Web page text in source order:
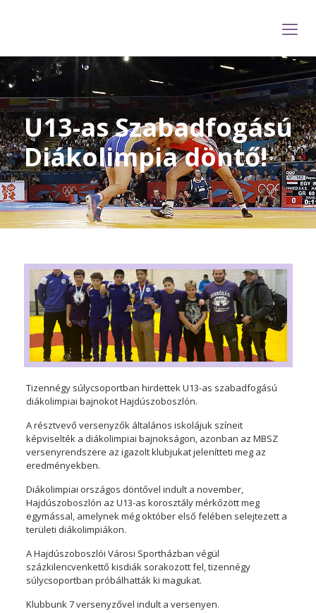
U13-as Szabadfogású
Diákolimpia döntő!
Tizennégy súlycsoportban hirdettek U13-as szabadfogású
diákolimpiai bajnokot Hajdúszoboszlón.
A résztvevő versenyzők általános iskolájuk színeit
képviselték a diákolimpiai bajnokságon, azonban az MBSZ
versenyrendszere az igazolt klubjukat jelenítteti meg az
eredményekben.
Diákolimpiai országos döntővel indult a november,
Hajdúszoboszlón az U13-as korosztály mérkőzött meg
egymással, amelynek még október első felében selejtezett a
területi diákolimpiákon.
A Hajdúszoboszlói Városi Sportházban végül
százkilencvenkettő kisdiák sorakozott fel, tizennégy
súlycsoportban próbálhatták ki magukat.
Klubbunk 7 versenyzővel indult a versenyen.